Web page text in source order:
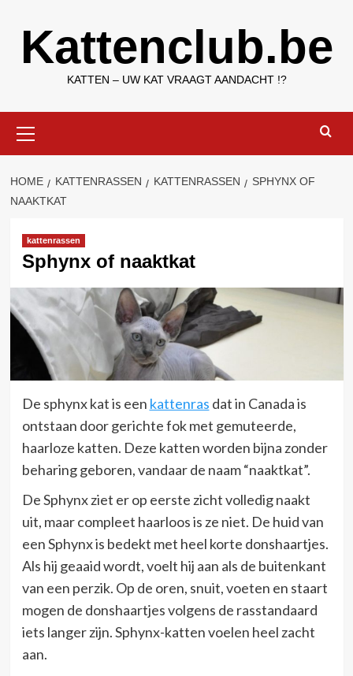
inhoudKattenclub.be
KATTEN – UW KAT VRAAGT AANDACHT !?
menu
HOME KATTENRASSEN KATTENRASSEN
SPHYNX OF
NAAKTKAT
kattenrassen
Sphynx of naaktkat
De sphynx kat is een kattenras dat in Canada is
ontstaan door gerichte fok met gemuteerde,
haarloze katten. Deze katten worden bijna zonder
beharing geboren, vandaar de naam “naaktkat”.
De Sphynx ziet er op eerste zicht volledig naakt
uit, maar compleet haarloos is ze niet. De huid van
een Sphynx is bedekt met heel korte donshaartjes.
Als hij geaaid wordt, voelt hij aan als de buitenkant
van een perzik. Op de oren, snuit, voeten en staart
mogen de donshaartjes volgens de rasstandaard
iets langer zijn. Sphynx-katten voelen heel zacht
aan.